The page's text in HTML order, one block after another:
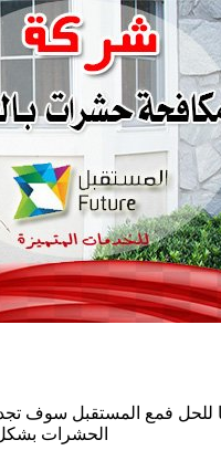
للحل فمع المستقبل سوف
الحشرات بشكل